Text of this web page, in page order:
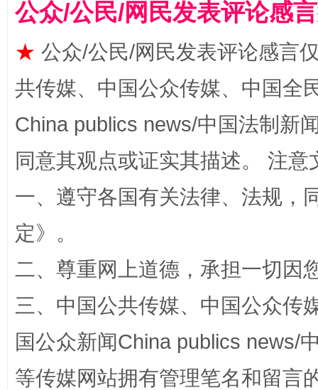
阿坝州三大球赛在茂县开幕 规模
公众/公民/网民发表评论感
★ 公众/公民/网民发表评论感言
共传媒、中国公众传媒、中国全
China publics news/中国法制新
同意其观点或证实其描述。 注
一、遵守各国有关法律、法规，
定》。
二、尊重网上道德，承担一切因
三、中国公共传媒、中国公众传
国公众新闻China publics news/
等传媒网站拥有管理笔名和留言